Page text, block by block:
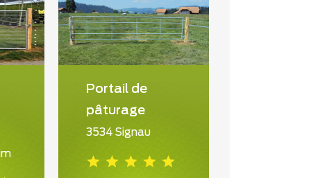
Portail de
pâturage
3534 Signau